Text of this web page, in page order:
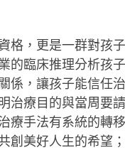
格，更是一群對孩
的臨床推理分析孩
係，讓孩子能信任
治療目的與當周要
療手法有系統的轉
創美好⼈⽣的希望